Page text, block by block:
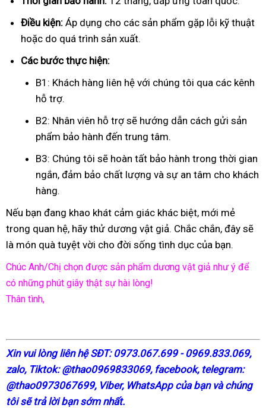
Điều kiện: Áp dụng cho các sản phẩm gặp lỗi kỹ thuật
hoặc do quá trình sản xuất.
Các bước thực hiện:
B1: Khách hàng liên hệ với chúng tôi qua các kênh
hỗ trợ.
B2: Nhân viên hỗ trợ sẽ hướng dẫn cách gửi sản
phẩm bảo hành đến trung tâm.
B3: Chúng tôi sẽ hoàn tất bảo hành trong thời gian
ngắn, đảm bảo chất lượng và sự an tâm cho khách
hàng.
Nếu bạn đang khao khát cảm giác khác biệt, mới mẻ
trong quan hệ, hãy thử dương vật giả. Chắc chắn, đây sẽ
là món quà tuyệt vời cho đời sống tình dục của bạn.
Chúc Anh/Chị chọn được sản phẩm dương vật giả như ý để
có những phút giây thật sự hài lòng!
Thân tình,
Xin vui lòng liên hệ SĐT: 0973.067.699 - 0969.833.069,
zalo, Tiktok: @thao0969833069, facebook, telegram:
@thao0973067699, Viber, WhatsApp của bạn và chúng
tôi sẽ trả lời bạn sớm nhất.